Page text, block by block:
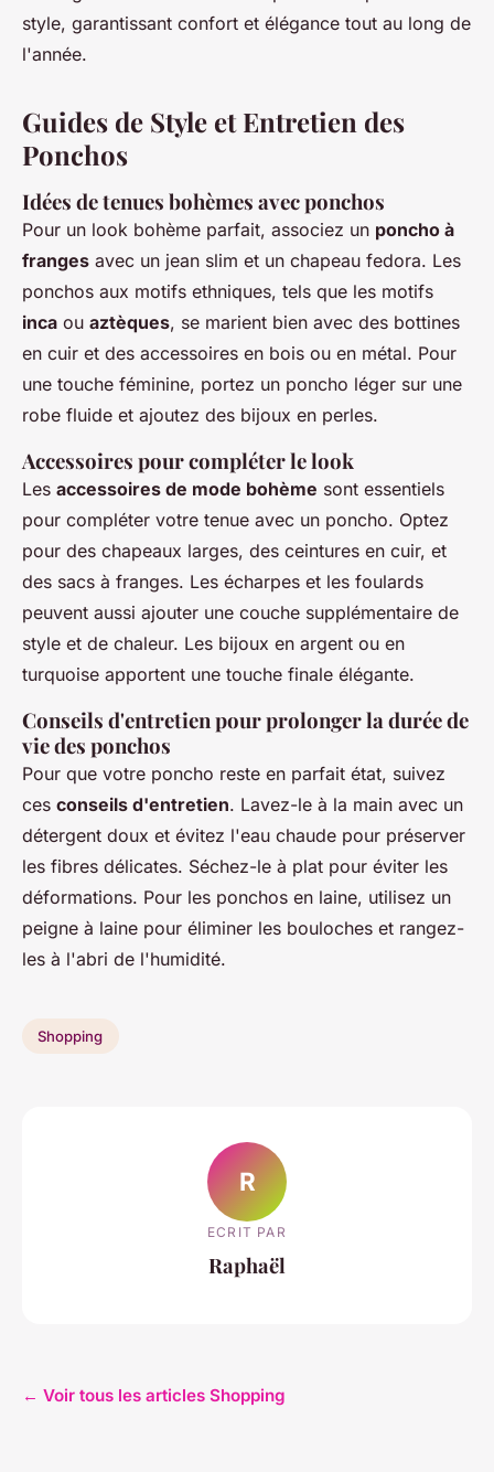
style, garantissant confort et élégance tout au long de
l'année.
Guides de Style et Entretien des
Ponchos
Idées de tenues bohèmes avec ponchos
Pour un look bohème parfait, associez un poncho à
franges avec un jean slim et un chapeau fedora. Les
ponchos aux motifs ethniques, tels que les motifs
inca ou aztèques, se marient bien avec des bottines
en cuir et des accessoires en bois ou en métal. Pour
une touche féminine, portez un poncho léger sur une
robe fluide et ajoutez des bijoux en perles.
Accessoires pour compléter le look
Les accessoires de mode bohème sont essentiels
pour compléter votre tenue avec un poncho. Optez
pour des chapeaux larges, des ceintures en cuir, et
des sacs à franges. Les écharpes et les foulards
peuvent aussi ajouter une couche supplémentaire de
style et de chaleur. Les bijoux en argent ou en
turquoise apportent une touche finale élégante.
Conseils d'entretien pour prolonger la durée de
vie des ponchos
Pour que votre poncho reste en parfait état, suivez
ces conseils d'entretien. Lavez-le à la main avec un
détergent doux et évitez l'eau chaude pour préserver
les fibres délicates. Séchez-le à plat pour éviter les
déformations. Pour les ponchos en laine, utilisez un
peigne à laine pour éliminer les bouloches et rangez-
les à l'abri de l'humidité.
Shopping
R
ECRIT PAR
Raphaël
← Voir tous les articles Shopping